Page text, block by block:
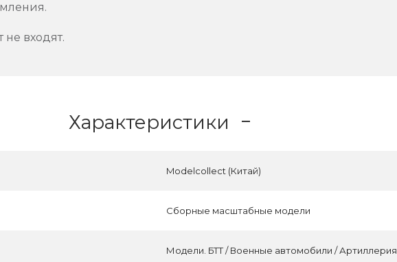
входят.
Характеристики
Modelcollect (Китай)
Сборные масштабные модели
Модели. БТТ / Военные автомобили / Артиллерия